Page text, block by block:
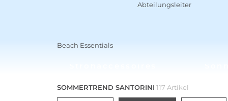
Abteilungsleiter
Beach Essentials
SOMMERTREND SANTORINI 117 Artikel